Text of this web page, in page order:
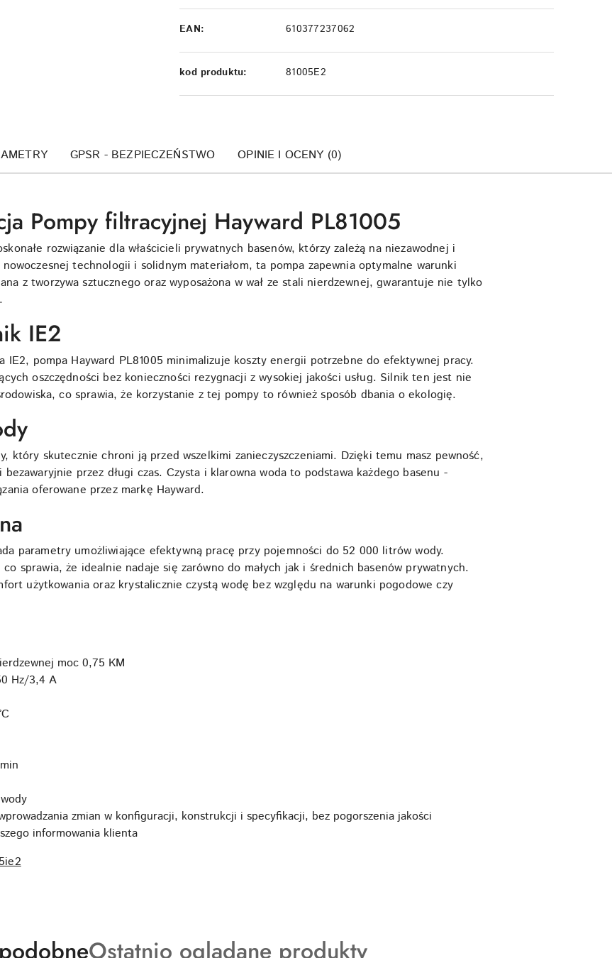
EAN: 610377237062
kod produktu: 81005E2
GPSR - BEZPIECZEŃSTWO OPINIE I OCENY (0)
Pompy filtracyjnej Hayward PL81005
rozwiązanie dla właścicieli prywatnych basenów, którzy zależą na niezawodnej i
technologii i solidnym materiałom, ta pompa zapewnia optymalne warunki
z tworzywa sztucznego oraz wyposażona w wał ze stali nierdzewnej, gwarantuje nie tylko
IE2
IE2, pompa Hayward PL81005 minimalizuje koszty energii potrzebne do efektywnej pracy.
oszczędności bez konieczności rezygnacji z wysokiej jakości usług. Silnik ten jest nie
co sprawia, że korzystanie z tej pompy to również sposób dbania o ekologię.
który skutecznie chroni ją przed wszelkimi zanieczyszczeniami. Dzięki temu masz pewność,
przez długi czas. Czysta i klarowna woda to podstawa każdego basenu -
oferowane przez markę Hayward.
parametry umożliwiające efektywną pracę przy pojemności do 52 000 litrów wody.
sprawia, że idealnie nadaje się zarówno do małych jak i średnich basenów prywatnych.
użytkowania oraz krystalicznie czystą wodę bez względu na warunki pogodowe czy
moc 0,75 KM
Hz/3,4 A
zmian w konfiguracji, konstrukcji i specyfikacji, bez pogorszenia jakości
informowania klienta
Produkty
Ostatnio oglądane produkty